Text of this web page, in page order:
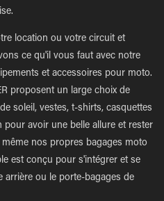
location ou votre circuit et
ce qu'il vous faut avec notre
et accessoires pour moto.
proposent un large choix de
soleil, vestes, t-shirts, casquettes
avoir une belle allure et rester
nos propres bagages moto
est conçu pour s'intégrer et se
arrière ou le porte-bagages de